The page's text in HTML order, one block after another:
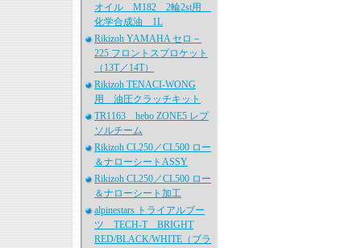
オイル M182 2輪2st用
化学合成油 1L
Rikizoh YAMAHA セロ－
225 フロントスプロケット
（13T／14T）
Rikizoh TENACI-WONG
用 油圧クラッチキット
TR1163 hebo ZONE5 レプ
ソルチーム
Rikizoh CL250／CL500 ロー
＆ナローシートASSY
Rikizoh CL250／CL500 ロー
＆ナローシート加工
alpinestars トライアルブー
ツ TECH-T BRIGHT
RED/BLACK/WHITE（ブラ